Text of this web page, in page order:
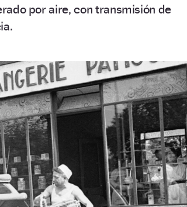
por aire, con transmisión de